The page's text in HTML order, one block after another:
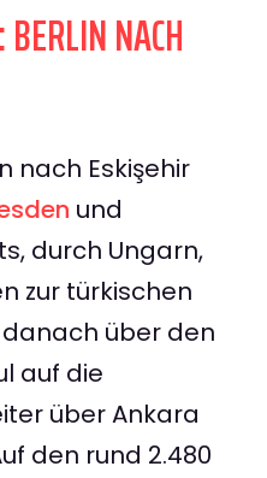
NACH
nach Eskişehir
und
durch Ungarn,
zur türkischen
danach über den
auf die
über Ankara
den rund 2.480